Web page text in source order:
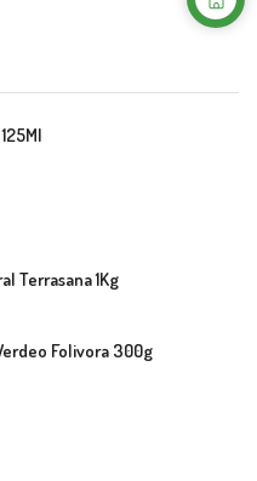
Terrasana 1Kg
Folivora 300g